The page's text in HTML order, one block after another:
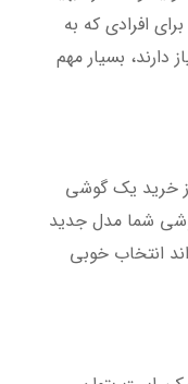
افرادی که به
بسیار مهم
خرید یک گوشی
شما مدل جدید
انتخاب خوبی